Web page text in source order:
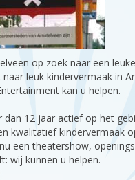
op zoek naar een
leuk kindervermaak in
kan u helpen.
dan 12 jaar actief op het
kwalitatief kindervermaak
een theatershow,
wij kunnen u helpen.